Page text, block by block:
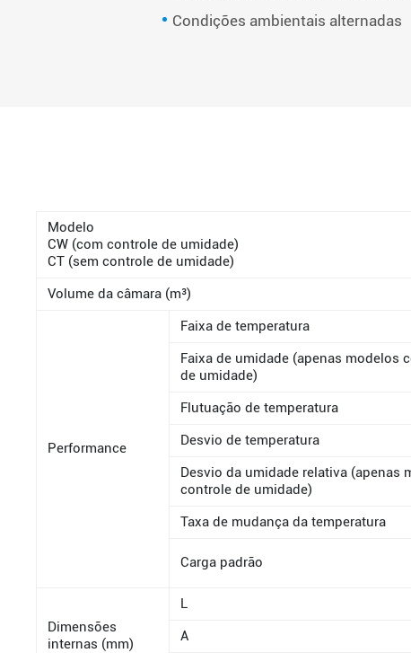
Condições ambientais alternadas
Modelo
CW (com controle de umidade)
CT (sem controle de umidade)
Volume da câmara (m³)
Performance
Faixa de temperatura
Faixa de umidade (apenas modelos
de umidade)
Flutuação de temperatura
Desvio de temperatura
Desvio da umidade relativa (apenas
controle de umidade)
Taxa de mudança da temperatura
Carga padrão
Dimensões
internas (mm)
L
A